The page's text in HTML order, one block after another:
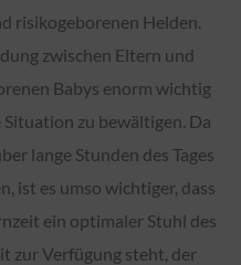
risikogeborenen Helden.
zwischen Eltern und
Babys enorm wichtig
zu bewältigen. Da
lange Stunden des Tages
ist es umso wichtiger, dass
ein optimaler Stuhl des
zur Verfügung steht, der